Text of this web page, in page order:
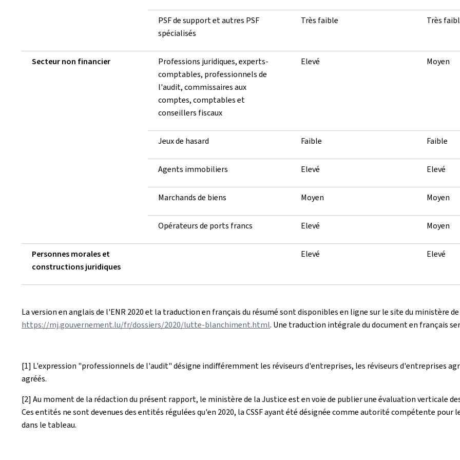
PSF de support et autres PSF
spécialisés
Très faible Très
Secteur non financier
Professions juridiques, experts-
comptables, professionnels de
l'audit, commissaires aux
comptes, comptables et
conseillers fiscaux
Elevé Moyen
Jeux de hasard Faible Faible
Agents immobiliers Elevé Elevé
Marchands de biens Moyen Moyen
Opérateurs de ports francs Elevé Moyen
Personnes morales et
constructions juridiques
Elevé Elevé
La version en anglais de l'ENR 2020 et la traduction en français du résumé sont disponibles en ligne sur le site du ministère
https://mj.gouvernement.lu/fr/dossiers/2020/lutte-blanchiment.html. Une traduction intégrale du document en français
[1] L'expression "professionnels de l'audit" désigne indifféremment les réviseurs d'entreprises, les réviseurs d'entreprises
agréés.
[2] Au moment de la rédaction du présent rapport, le ministère de la Justice est en voie de publier une évaluation verticale
Ces entités ne sont devenues des entités régulées qu'en 2020, la CSSF ayant été désignée comme autorité compétente pour
dans le tableau.